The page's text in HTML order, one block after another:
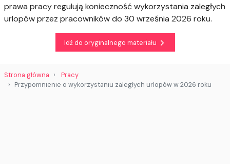
prawa pracy regulują konieczność wykorzystania zaległych
urlopów przez pracowników do 30 września 2026 roku.
Idź do oryginalnego materiału
Strona główna
Pracy
Przypomnienie o wykorzystaniu zaległych urlopów w 2026 roku